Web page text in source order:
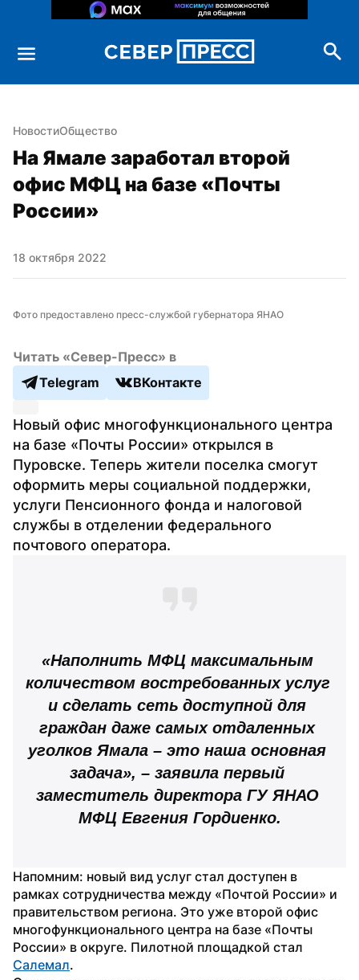
НовостиОбщество
На Ямале заработал второй
офис МФЦ на базе «Почты
России»
18 октября 2022
Фото предоставлено пресс-службой губернатора ЯНАО
Читать «Север-Пресс» в
Telegram
ВКонтакте
Новый офис многофункционального центра
на базе «Почты России» открылся в
Пуровске. Теперь жители поселка смогут
оформить меры социальной поддержки,
услуги Пенсионного фонда и налоговой
службы в отделении федерального
почтового оператора.
«Наполнить МФЦ максимальным
количеством востребованных услуг
и сделать сеть доступной для
граждан даже самых отдаленных
уголков Ямала – это наша основная
задача», – заявила первый
заместитель директора ГУ ЯНАО
МФЦ Евгения Гордиенко.
Напомним: новый вид услуг стал доступен в
рамках сотрудничества между «Почтой России» и
правительством региона. Это уже второй офис
многофункционального центра на базе «Почты
Салемал.